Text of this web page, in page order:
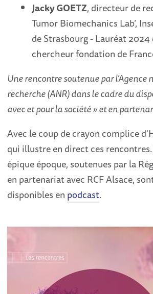
Jacky GOETZ, directeur de
Tumor Biomechanics Lab’,
de Strasbourg - Lauréat
chercheur fondation de
Une rencontre soutenue par
recherche (ANR) dans le cadre du
avec et pour la société » et en
Avec le coup de crayon complice
qui illustre en direct ces
épique époque, soutenues par la
en partenariat avec RCF Alsace,
disponibles en podcast.